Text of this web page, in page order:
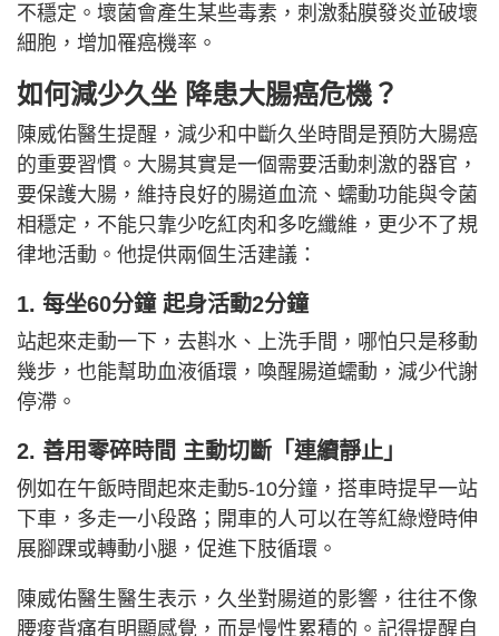
不穩定。壞菌會產生某些毒素，刺激黏膜發炎並破壞
細胞，增加罹癌機率。
如何減少久坐 降患大腸癌危機？
陳威佑醫生提醒，減少和中斷久坐時間是預防大腸癌
的重要習慣。大腸其實是一個需要活動刺激的器官，
要保護大腸，維持良好的腸道血流、蠕動功能與令菌
相穩定，不能只靠少吃紅肉和多吃纖維，更少不了規
律地活動。他提供兩個生活建議：
1. 每坐60分鐘 起身活動2分鐘
站起來走動一下，去斟水、上洗手間，哪怕只是移動
幾步，也能幫助血液循環，喚醒腸道蠕動，減少代謝
停滯。
2. 善用零碎時間 主動切斷「連續靜止」
例如在午飯時間起來走動5-10分鐘，搭車時提早一站
下車，多走一小段路；開車的人可以在等紅綠燈時伸
展腳踝或轉動小腿，促進下肢循環。
陳威佑醫生醫生表示，久坐對腸道的影響，往往不像
腰痠背痛有明顯感覺，而是慢性累積的。記得提醒自